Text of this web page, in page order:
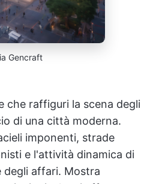
Gencraft
che raffiguri la scena degli
di una città moderna.
imponenti, strade
e l'attività dinamica di
affari. Mostra